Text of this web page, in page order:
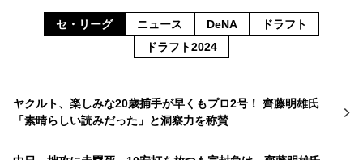
セ・リーグ ニュース DeNA
ドラフト
ドラフト2024
ヤクルト、楽しみな20歳捕手が早くもプロ2号！ 齊藤明雄氏
「素晴らしい読みだった」と洞察力を称賛